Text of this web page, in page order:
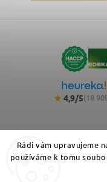
Rádi vám upravujeme
používáme k tomu
★4,9/5(18